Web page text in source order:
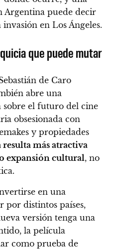
Argentina puede decir
en Los Ángeles.
que puede mutar
de Caro
abre una
sobre el futuro del cine
obsesionada con
y propiedades
resulta más atractiva
expansión cultural, no
en una
por distintos países,
versión tenga una
la película
como prueba de